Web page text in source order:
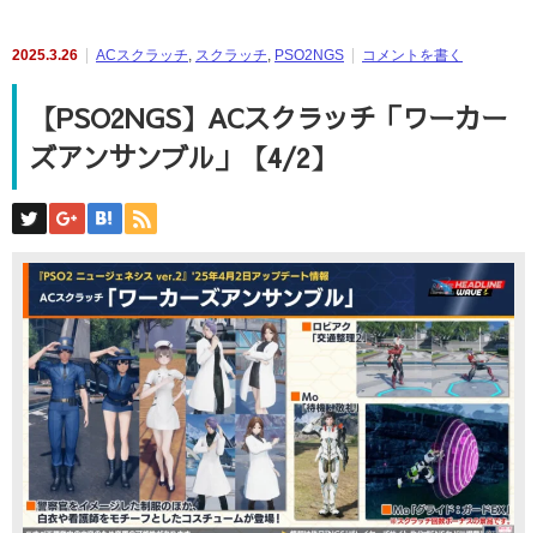
2025.3.26 ACスクラッチ, スクラッチ, PSO2NGS コメントを書く
【PSO2NGS】ACスクラッチ「ワーカー
ズアンサンブル」【4/2】